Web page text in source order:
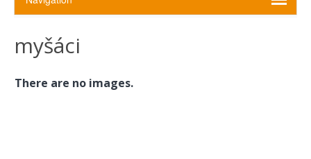
myšáci
There are no images.